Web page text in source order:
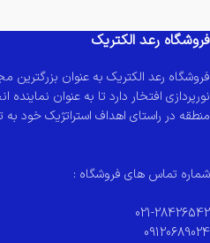
فروشگاه رعد الکتریک
فروشگاه رعد الکتریک به عنوان بزرگترین
نورپردازی افتخار دارد تا به عنوان
منطقه در راستای اهداف استراتژیک خود به
شماره تماس های فروشگاه :
021-28426542
09120689024